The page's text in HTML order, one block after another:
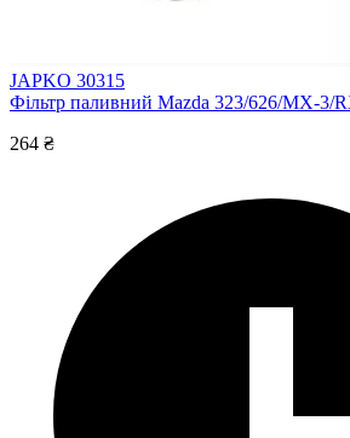
JAPKO 30315
Фільтр паливний Mazda 323/626/MX-3/
264 ₴